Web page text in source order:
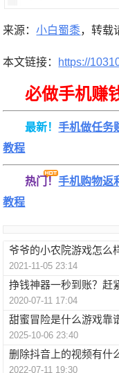
来源：小白蜀黍，转载
本文链接： https://
必做手机赚
最新！手机做任务
教程
热门！手机购物返
教程
爷爷的小农院游戏怎么
2021-11-05 23:14
挣钱神器一秒到账？赶
2020-07-11 17:04
甜蜜冒险是什么游戏靠
2025-10-06 23:40
删除抖音上的视频有什
2022-07-11 19:30